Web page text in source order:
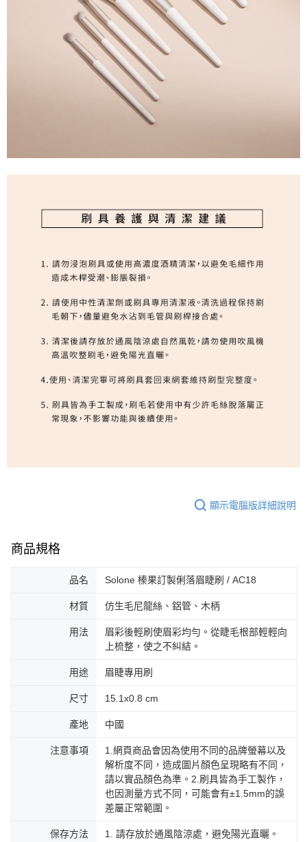
顯示電腦版詳細說明
商品規格
品名 Solone 榛果訂製俐落眉睫刷 / AC18
材質 仿生毛尼龍絲、鋁管、木柄
用法
眉彩後輕刷使眉彩均勻。從睫毛根部輕輕向
上梳整，使之不糾結。
用途 眉睫專用刷
尺寸 15.1x0.8 cm
產地 中國
注意事項
1.網頁商品會因為使用不同的品牌螢幕以及
解析度不同，造成圖片顏色呈現略有不同，
請以實品顏色為準。2.刷具皆為手工製作，
也因測量方式不同，可能會有±1.5mm的誤
差屬正常範圍。
保存方法
1. 請存放於通風陰涼處，避免陽光直曬。